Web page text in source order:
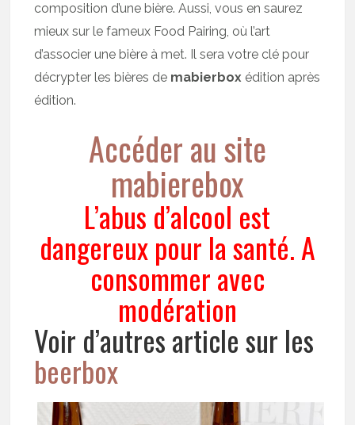
composition d’une bière. Aussi, vous en saurez
mieux sur le fameux Food Pairing, où l’art
d’associer une bière à met. Il sera votre clé pour
décrypter les bières de mabierbox édition après
édition.
Accéder au site
mabierebox
L’abus d’alcool est
dangereux pour la santé. A
consommer avec
modération
Voir d’autres article sur les
beerbox